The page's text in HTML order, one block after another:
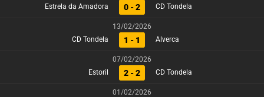
Estrela da Amadora
0 - 2 CD Tondela
13/02/2026
CD Tondela
1 - 1 Alverca
07/02/2026
Estoril
2 - 2 CD Tondela
01/02/2026